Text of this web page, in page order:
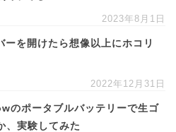
2023年8月1日
ーを開けたら想像以上にホコリ
2022年12月31日
のポータブルバッテリーで生ゴ
、実験してみた